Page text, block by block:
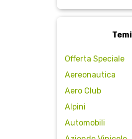
Temi
Offerta Speciale
Aereonautica
Aero Club
Alpini
Automobili